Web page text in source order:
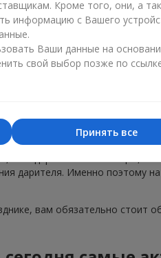
— тренды сезона
популярные букеты, а
но и дарят особые эмоции,
дарителя. Именно поэтому на
вам обязательно стоит
Кроме того, они, а
информацию с Вашего
Ваши данные на
свой выбор позже по
Принять все